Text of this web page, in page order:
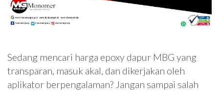
Sedang mencari harga epoxy dapur MBG yang
transparan, masuk akal, dan dikerjakan oleh
aplikator berpengalaman? Jangan sampai salah